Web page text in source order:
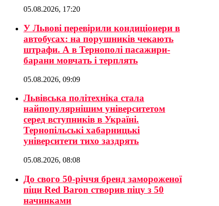
05.08.2026, 17:20
У Львові перевірили кондиціонери в
автобусах: на порушників чекають
штрафи. А в Тернополі пасажири-
барани мовчать і терплять
05.08.2026, 09:09
Львівська політехніка стала
найпопулярнішим університетом
серед вступників в Україні.
Тернопільські хабарницькі
університети тихо заздрять
05.08.2026, 08:08
До свого 50-річчя бренд замороженої
піци Red Baron створив піцу з 50
начинками